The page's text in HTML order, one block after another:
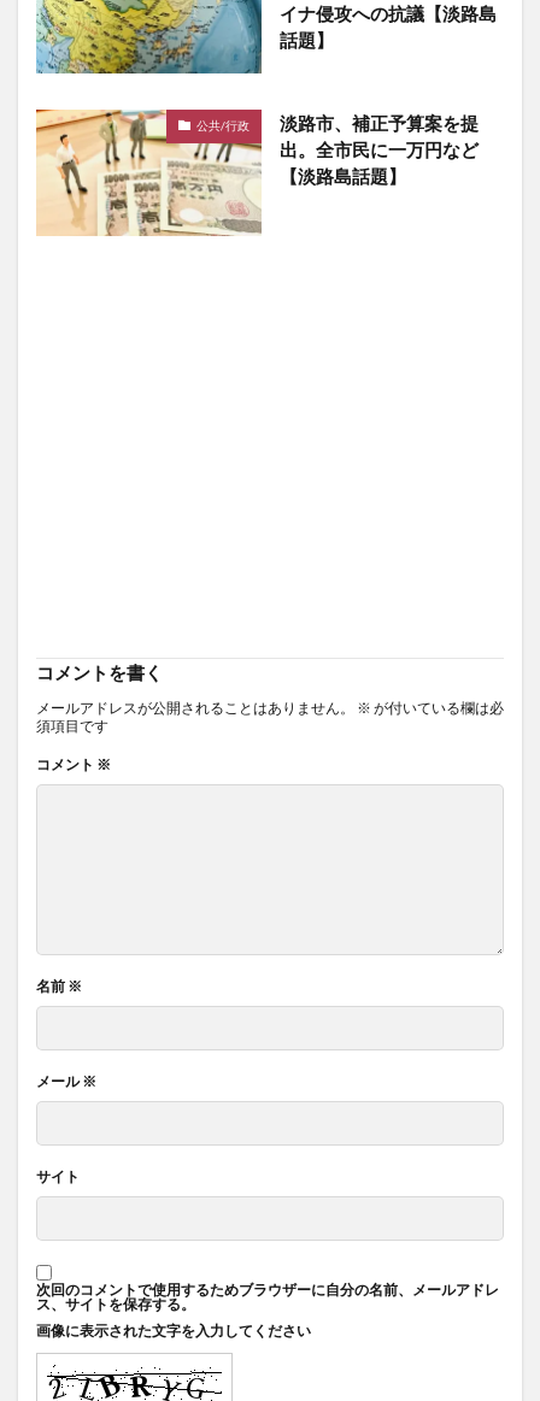
イナ侵攻への抗議【淡路島
話題】
公共/行政
淡路市、補正予算案を提
出。全市民に一万円など
【淡路島話題】
コメントを書く
メールアドレスが公開されることはありません。 ※ が付いている欄は必
須項目です
コメント ※
名前 ※
メール※
サイト
次回のコメントで使用するためブラウザーに自分の名前、メールアドレ
ス、サイトを保存する。
画像に表示された文字を入力してください